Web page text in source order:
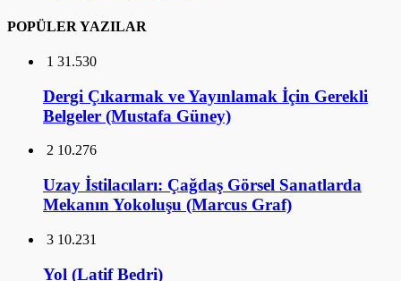
POPÜLER YAZILAR
1 31.530
Dergi Çıkarmak ve Yayınlamak İçin Gerekli
Belgeler (Mustafa Güney)
2 10.276
Uzay İstilacıları: Çağdaş Görsel Sanatlarda
Mekanın Yokoluşu (Marcus Graf)
3 10.231
Yol (Latif Bedri)